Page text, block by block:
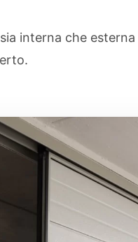
interna che